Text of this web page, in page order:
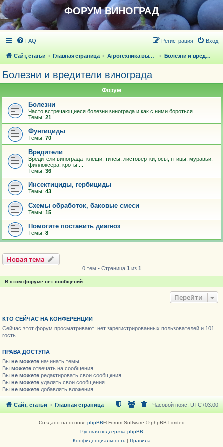
ФОРУМ ВИНОГРАД
FAQ Вход
Регистрация
Сайт, статьи Главная страница Агротехника выращивания винограда Болезни и вредители винограда
Болезни и вредители винограда
Форум
Болезни
Часто встречающиеся болезни винограда и как с ними бороться
Темы: 21
Фунгициды
Темы: 70
Вредители
Вредители винограда- клещи, типсы, листовертки, осы, птицы, муравьи,
филлоксера, кроты....
Темы: 36
Инсектициды, гербициды
Темы: 43
Схемы обработок, баковые смеси
Темы: 15
Помогите поставить диагноз
Темы: 8
Новая тема
0 тем • Страница 1 из 1
В этом форуме нет сообщений.
Перейти
КТО СЕЙЧАС НА КОНФЕРЕНЦИИ
Сейчас этот форум просматривают: нет зарегистрированных пользователей и 101
гость
ПРАВА ДОСТУПА
Вы не можете начинать темы
Вы можете отвечать на сообщения
Вы не можете редактировать свои сообщения
Вы не можете удалять свои сообщения
Вы не можете добавлять вложения
Сайт, статьи Главная страница Часовой пояс: UTC+03:00
Создано на основе phpBB® Forum Software © phpBB Limited
Русская поддержка phpBB
Конфиденциальность| Правила